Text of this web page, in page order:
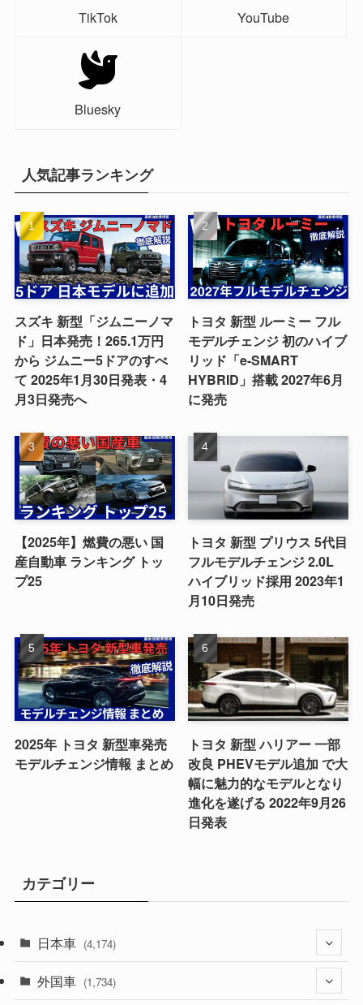
TikTok YouTube
Bluesky
人気記事ランキング
スズキ 新型「ジムニーノマ
ド」日本発売！265.1万円
から ジムニー5ドアのすべ
て 2025年1月30日発表・4
月3日発売へ
トヨタ 新型 ルーミー フル
モデルチェンジ 初のハイブ
リッド「e-SMART
HYBRID」搭載 2027年6月
に発売
【2025年】燃費の悪い 国
産自動車 ランキング トッ
プ25
トヨタ 新型 プリウス 5代目
フルモデルチェンジ 2.0L
ハイブリッド採用 2023年1
月10日発売
2025年 トヨタ 新型車発売
モデルチェンジ情報 まとめ
トヨタ 新型 ハリアー 一部
改良 PHEVモデル追加 で大
幅に魅力的なモデルとなり
進化を遂げる 2022年9月26
日発表
カテゴリー
日本車 (4,174)
(1,321)
外国車 (1,734)